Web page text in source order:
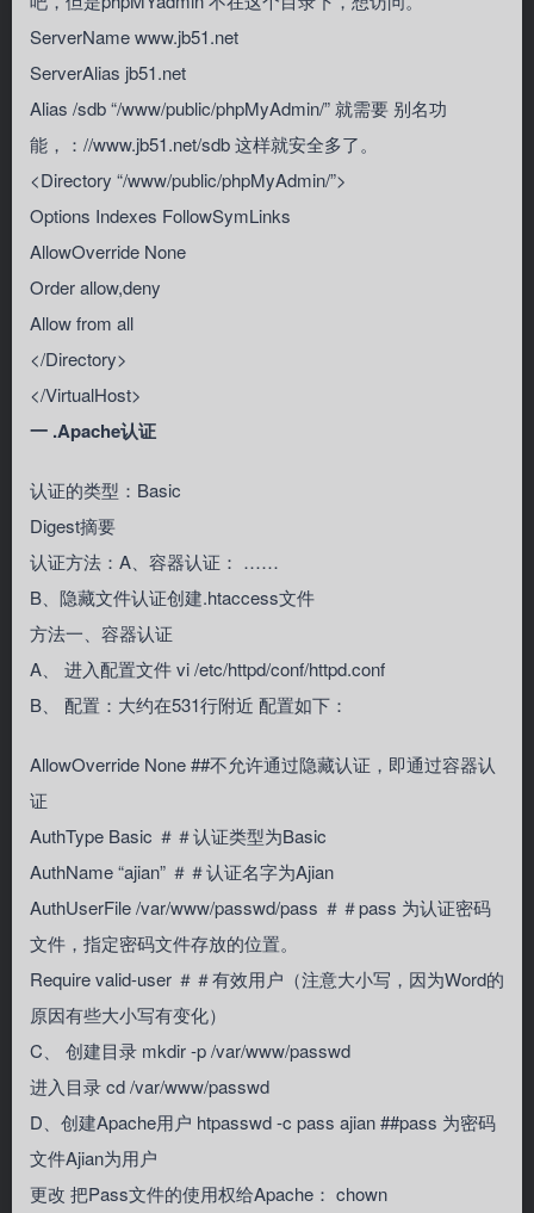
ServerName www.jb51.net
ServerAlias jb51.net
Alias /sdb “/www/public/phpMyAdmin/” 就需要 别名功
能，：//www.jb51.net/sdb 这样就安全多了。
<Directory “/www/public/phpMyAdmin/”>
Options Indexes FollowSymLinks
AllowOverride None
Order allow,deny
Allow from all
</Directory>
</VirtualHost>
一 .Apache认证
认证的类型：Basic
Digest摘要
认证方法：A、容器认证： ……
B、隐藏文件认证创建.htaccess文件
方法一、容器认证
A、 进入配置文件 vi /etc/httpd/conf/httpd.conf
B、 配置：大约在531行附近 配置如下：
AllowOverride None ##不允许通过隐藏认证，即通过容器认
证
AuthType Basic ＃＃认证类型为Basic
AuthName “ajian” ＃＃认证名字为Ajian
AuthUserFile /var/www/passwd/pass ＃＃pass 为认证密码
文件，指定密码文件存放的位置。
Require valid-user ＃＃有效用户（注意大小写，因为Word的
原因有些大小写有变化）
C、 创建目录 mkdir -p /var/www/passwd
进入目录 cd /var/www/passwd
D、创建Apache用户 htpasswd -c pass ajian ##pass 为密码
文件Ajian为用户
更改 把Pass文件的使用权给Apache： chown